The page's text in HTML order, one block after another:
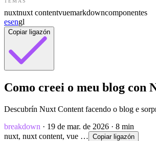
nuxtnuxt contentvuemarkdowncomponentes
esengl
Copiar ligazón
Como creei o meu blog con
Descubrín Nuxt Content facendo o blog e
breakdown · 19 de mar. de 2026 · 8 min
nuxt, nuxt content, vue … Copiar ligazón